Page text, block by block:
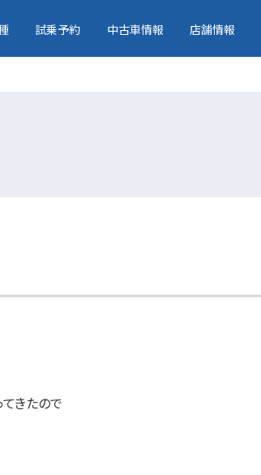
試乗予約 中古車情報 店舗情報
きたので